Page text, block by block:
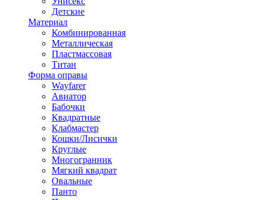
Детские
Материал
Комбинированная
Металлическая
Пластмассовая
Титан
Форма оправы
Wayfarer
Авиатор
Бабочки
Квадратные
Клабмастер
Кошки/Лисички
Круглые
Многогранник
Мягкий квадрат
Овальные
Панто